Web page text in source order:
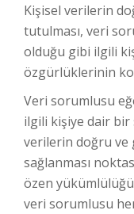
Kişisel verilerin
tutulması, veri
olduğu gibi ilgili
özgürlüklerinin
Veri sorumlusu
ilgili kişiye dair bir
verilerin doğru ve
sağlanması
özen yükümlülüğü
veri sorumlusu